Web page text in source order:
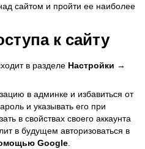
сайтом и пройти ее наиболее
к сайту
в разделе Настройки →
в админке и избавиться от
и указывать его при
в свойствах своего аккаунта
в будущем авторизоваться в
Google.